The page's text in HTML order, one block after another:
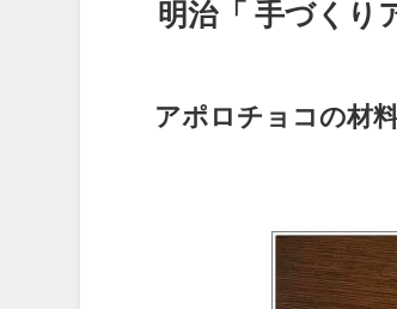
明治「 手づくり
アポロチョコの材